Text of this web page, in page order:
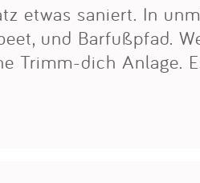
etwas saniert. In
und Barfußpfad.
Trimm-dich Anlage.